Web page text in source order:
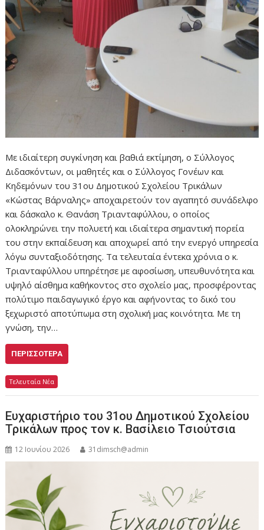
Με ιδιαίτερη συγκίνηση και βαθιά εκτίμηση, ο Σύλλογος
Διδασκόντων, οι μαθητές και ο Σύλλογος Γονέων και
Κηδεμόνων του 31ου Δημοτικού Σχολείου Τρικάλων
«Κώστας Βάρναλης» αποχαιρετούν τον αγαπητό συνάδελφο
και δάσκαλο κ. Θανάση Τριανταφύλλου, ο οποίος
ολοκληρώνει την πολυετή και ιδιαίτερα σημαντική πορεία
του στην εκπαίδευση και αποχωρεί από την ενεργό υπηρεσία
λόγω συνταξιοδότησης. Τα τελευταία έντεκα χρόνια ο κ.
Τριανταφύλλου υπηρέτησε με αφοσίωση, υπευθυνότητα και
υψηλό αίσθημα καθήκοντος στο σχολείο μας, προσφέροντας
πολύτιμο παιδαγωγικό έργο και αφήνοντας το δικό του
ξεχωριστό αποτύπωμα στη σχολική μας κοινότητα. Με τη
γνώση, την…
ΠΕΡΙΣΣΌΤΕΡΑ
Τελευταία Νέα
Ευχαριστήριο του 31ου Δημοτικού Σχολείου
Τρικάλων προς τον κ. Βασίλειο Τσιούτσια
12 Ιουνίου 2026 31dimsch@admin